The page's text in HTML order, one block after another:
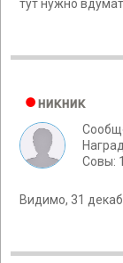
тут нужно
никник
Cовы:
Видимо, 31